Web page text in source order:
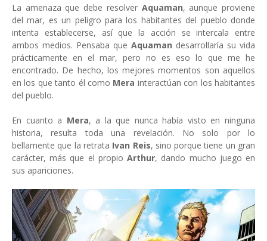
La amenaza que debe resolver Aquaman, aunque proviene
del mar, es un peligro para los habitantes del pueblo donde
intenta establecerse, así que la acción se intercala entre
ambos medios. Pensaba que Aquaman desarrollaría su vida
prácticamente en el mar, pero no es eso lo que me he
encontrado. De hecho, los mejores momentos son aquellos
en los que tanto él como Mera interactúan con los habitantes
del pueblo.
En cuanto a Mera, a la que nunca había visto en ninguna
historia, resulta toda una revelación. No solo por lo
bellamente que la retrata Ivan Reis, sino porque tiene un gran
carácter, más que el propioArthur, dando mucho juego en
sus apariciones.